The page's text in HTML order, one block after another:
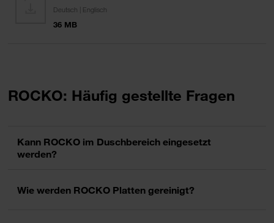
Deutsch | Englisch
36 MB
ROCKO: Häufig gestellte Fragen
Kann ROCKO im Duschbereich eingesetzt
werden?
Ja. ROCKO Wandpaneele sind vollständig wasserfest und können
Wie werden ROCKO Platten gereinigt?